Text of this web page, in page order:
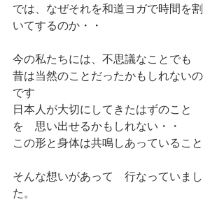
では、なぜそれを和道ヨガで時間を割
いてするのか・・
今の私たちには、不思議なことでも
昔は当然のことだったかもしれないの
です
日本人が大切にしてきたはずのこと
を　思い出せるかもしれない・・
この形と身体は共鳴しあっていること
そんな想いがあって　行なっていまし
た。